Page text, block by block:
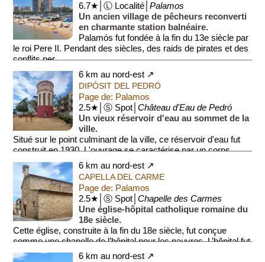
6.7★│Ⓛ Localité│Palamos
Un ancien village de pêcheurs reconverti
en charmante station balnéaire.
Palamós fut fondée à la fin du 13e siècle par
le roi Pere II. Pendant des siècles, des raids de pirates et des
conflits per...
6 km au nord-est ↗
DIPÒSIT DEL PEDRÓ
Page de: Palamos
2.5★│Ⓢ Spot│Château d'Eau de Pedró
Un vieux réservoir d'eau au sommet de la
ville.
Situé sur le point culminant de la ville, ce réservoir d'eau fut
construit en 1930. L'ouvrage se caractérise par un corps
cylindrique, composé de tro...
6 km au nord-est ↗
CAPELLA DEL CARME
Page de: Palamos
2.5★│Ⓢ Spot│Chapelle des Carmes
Une église-hôpital catholique romaine du
18e siècle.
Cette église, construite à la fin du 18e siècle, fut conçue
comme une chapelle de l’hôpital pour les pauvres. L’hôpital fut
détruit par les bo...6 km au nord-est ↗